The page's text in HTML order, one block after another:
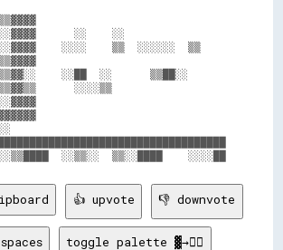
▒▒▓▓▓▓
░░▓▓▓▓      ░░    ░░
░░░░    ▒▒  ░░░░░░  ▒▒
▒▒  ▒▒▓▓▓▓
░░██  ░░      ▒▒██░░
░░░░▒▒
▓▓▓▓░░▓▓▓▓
▓▓▓▓▓▓▓▓▓▓
░░░░░░
👍 upvote 👎 downvote
toggle palette ▓→✊🏽